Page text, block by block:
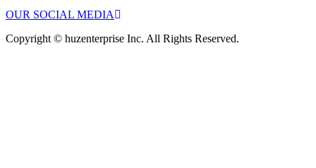
OUR SOCIAL MEDIA
Copyright © huzenterprise Inc. All Rights Reserved.